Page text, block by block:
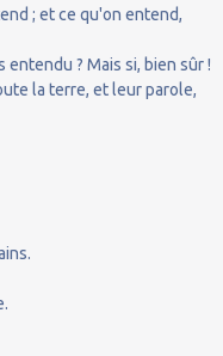
; et ce qu'on entend,
? Mais si, bien sûr !
la terre, et leur parole,